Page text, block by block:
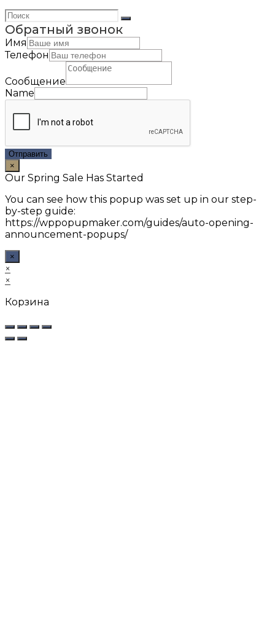
Обратный звонок
Имя
Телефон
Сообщение
Name
Отправить
×
Our Spring Sale Has Started
You can see how this popup was set up in our step-
by-step guide:
https://wppopupmaker.com/guides/auto-opening-
announcement-popups/
×
×
×
Корзина